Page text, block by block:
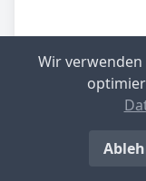
Dieser Beitrag
Wir verwenden